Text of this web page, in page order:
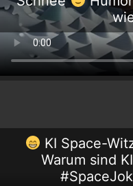
KI Space-
Warum sind